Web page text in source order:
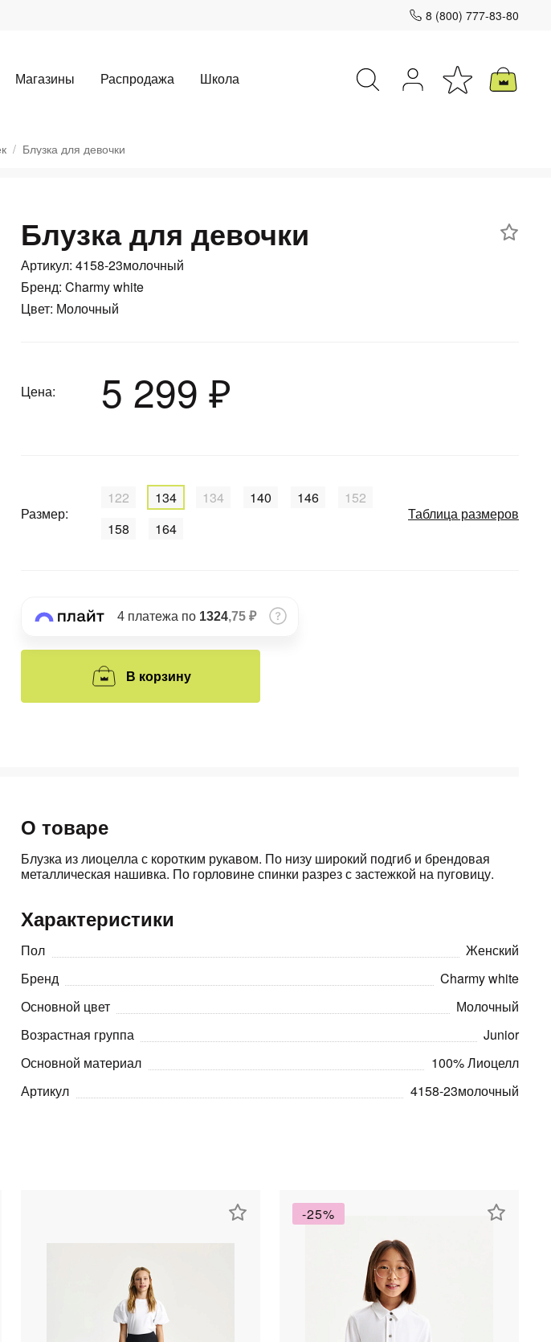
8 (800) 777-83-80
Магазины Распродажа Школа
Блузка для девочки
Блузка для девочки
Артикул: 4158-23молочный
Бренд: Charmy white
Цвет: Молочный
Цена: 5 299 ₽
Размер:
122 134 134 140 146
152
158
164
Таблица размеров
4 платежа по 1324,75 ₽
В корзину
О товаре
Блузка из лиоцелла с коротким рукавом. По низу широкий подгиб и брендовая
металлическая нашивка. По горловине спинки разрез с застежкой на пуговицу.
Характеристики
Пол
Женский
Бренд
Charmy white
Основной цвет
Молочный
Возрастная группа
Junior
Основной материал
100% Лиоцелл
Артикул
4158-23молочный
-25%
раз в 2
вопросы?
02-51